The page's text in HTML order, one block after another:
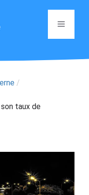
Menu
/
taux de